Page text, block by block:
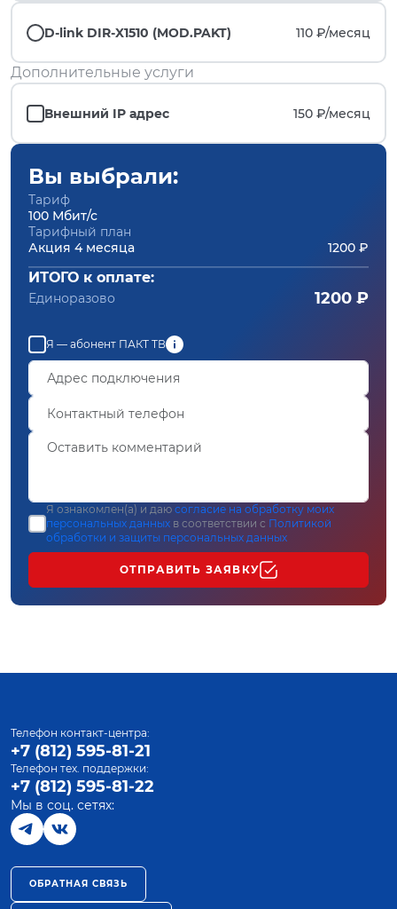
D-link DIR-X1510 (MOD.PAKT) 110 ₽/месяц
Дополнительные услуги
Внешний IP адрес 150 ₽/месяц
Вы выбрали:
Тариф
100 Мбит/с
Тарифный план
Акция 4 месяца
1200 ₽
ИТОГО к оплате:
Единоразово 1200 ₽
Я — абонент ПАКТ ТВ
Я ознакомлен(а) и даю согласие на обработку моих
персональных данных в соответствии с Политикой
обработки и защиты персональных данных
ОТПРАВИТЬ ЗАЯВКУ
Телефон контакт-центра:
+7 (812) 595-81-21
Телефон тех. поддержки:
+7 (812) 595-81-22
Мы в соц. сетях:
ОБРАТНАЯ СВЯЗЬ